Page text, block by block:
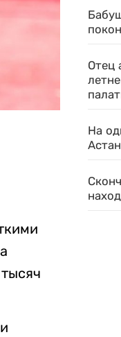
Отец
На